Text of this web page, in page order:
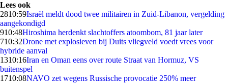
Lees ook
2810:59Israël meldt dood twee militairen in Zuid-Libanon, vergelding
aangekondigd
910:48Hiroshima herdenkt slachtoffers atoombom, 81 jaar later
710:32Drone met explosieven bij Duits vliegveld voedt vrees voor
hybride aanval
1310:16Iran en Oman eens over route Straat van Hormuz, VS
buitenspel
1710:08NAVO zet wegens Russische provocatie 250% meer